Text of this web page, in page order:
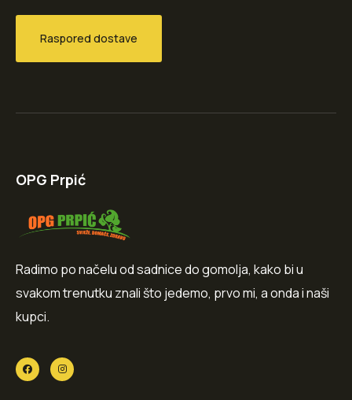
Raspored dostave
OPG Prpić
Radimo po načelu od sadnice do gomolja, kako bi u
svakom trenutku znali što jedemo, prvo mi, a onda i naši
kupci.